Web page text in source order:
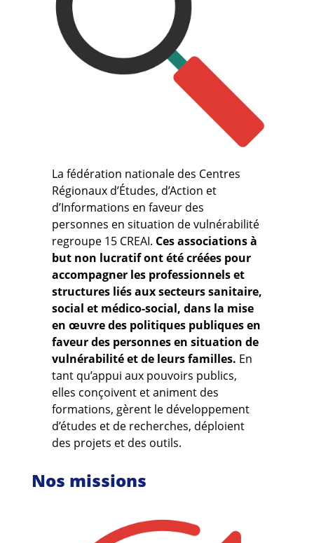
Guides et outils
Actualités
La fédération nationale des Centres
Régionaux d’Études, d’Action et
d’Informations en faveur des
personnes en situation de vulnérabilité
regroupe 15 CREAI. Ces associations à
but non lucratif ont été créées pour
accompagner les professionnels et
structures liés aux secteurs sanitaire,
social et médico-social, dans la mise
en œuvre des politiques publiques en
faveur des personnes en situation de
vulnérabilité et de leurs familles. En
tant qu’appui aux pouvoirs publics,
elles conçoivent et animent des
formations, gèrent le développement
d’études et de recherches, déploient
des projets et des outils.
Nos missions